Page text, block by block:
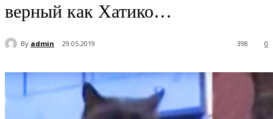
верный как Хатико…
By admin 29.05.2019 0
398